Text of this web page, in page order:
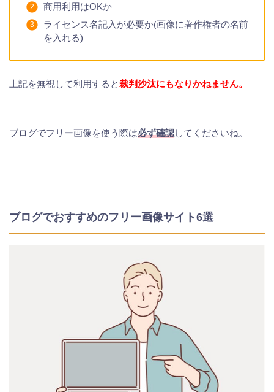
商用利用はOKか
ライセンス名記入が必要か(画像に著作権者の名前
を入れる)
上記を無視して利用すると裁判沙汰にもなりかねません。
ブログでフリー画像を使う際は必ず確認してくださいね。
ブログでおすすめのフリー画像サイト6選